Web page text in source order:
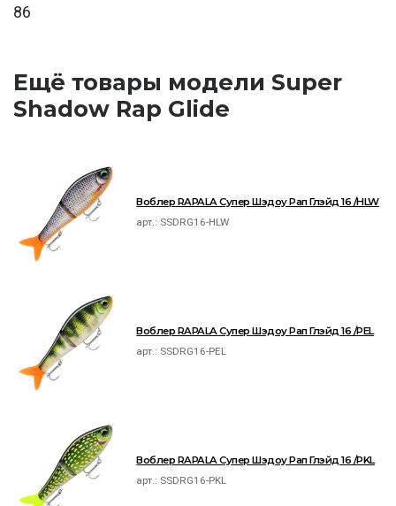
86
Ещё товары модели Super
Shadow Rap Glide
Воблер RAPALA Супер Шэдоу Рап Глэйд 16 /HLW
арт.: SSDRG16-HLW
Воблер RAPALA Супер Шэдоу Рап Глэйд 16 /PEL
арт.: SSDRG16-PEL
Воблер RAPALA Супер Шэдоу Рап Глэйд 16 /PKL
арт.: SSDRG16-PKL